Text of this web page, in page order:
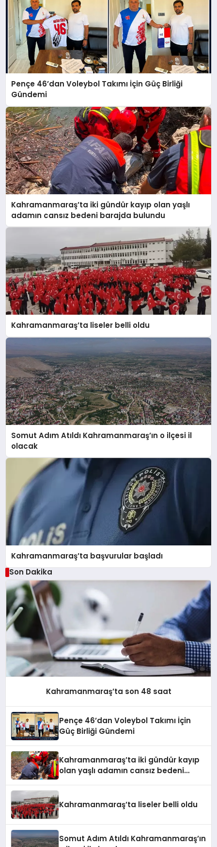
Pençe 46’dan Voleybol Takımı İçin Güç Birliği
Gündemi
Kahramanmaraş’ta iki gündür kayıp olan yaşlı
adamın cansız bedeni barajda bulundu
Kahramanmaraş’ta liseler belli oldu
Somut Adım Atıldı Kahramanmaraş’ın o ilçesi il
olacak
Kahramanmaraş’ta başvurular başladı
Son Dakika
Kahramanmaraş’ta son 48 saat
Pençe 46’dan Voleybol Takımı İçin
Güç Birliği Gündemi
Kahramanmaraş’ta iki gündür kayıp
olan yaşlı adamın cansız bedeni
Kahramanmaraş’ta liseler belli oldu
Somut Adım Atıldı Kahramanmaraş’ın